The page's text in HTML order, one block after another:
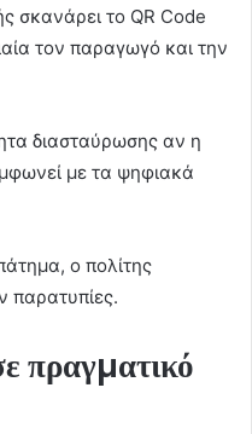
σκανάρει το QR Code
τον παραγωγό και την
διασταύρωσης αν η
µε τα ψηφιακά
ο πολίτης
παρατυπίες.
πραγµατικό